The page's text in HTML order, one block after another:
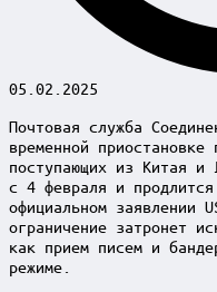
05.02.2025
Почтовая служба
временной приостановке
поступающих из Китая и
с 4 февраля и
официальном заявлении
ограничение затронет
как прием писем и
режиме.